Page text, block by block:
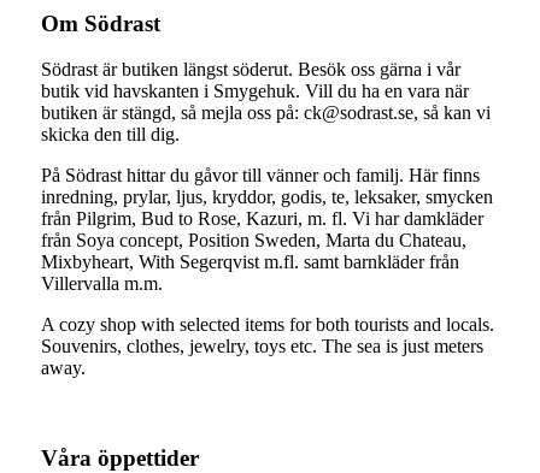
Om Södrast
Södrast är butiken längst söderut. Besök oss gärna i vår
butik vid havskanten i Smygehuk. Vill du ha en vara när
butiken är stängd, så mejla oss på: ck@sodrast.se, så kan vi
skicka den till dig.
På Södrast hittar du gåvor till vänner och familj. Här finns
inredning, prylar, ljus, kryddor, godis, te, leksaker, smycken
från Pilgrim, Bud to Rose, Kazuri, m. fl. Vi har damkläder
från Soya concept, Position Sweden, Marta du Chateau,
Mixbyheart, With Segerqvist m.fl. samt barnkläder från
Villervalla m.m.
A cozy shop with selected items for both tourists and locals.
Souvenirs, clothes, jewelry, toys etc. The sea is just meters
away.
Våra öppettider